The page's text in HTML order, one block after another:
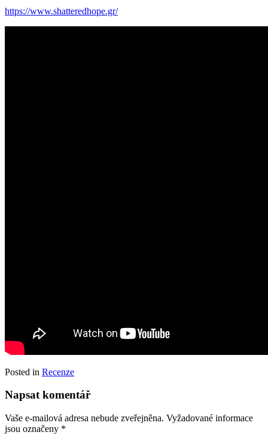
https://www.shatteredhope.gr/
Posted in Recenze
Napsat komentář
Vaše e-mailová adresa nebude zveřejněna. Vyžadované informace
jsou označeny *